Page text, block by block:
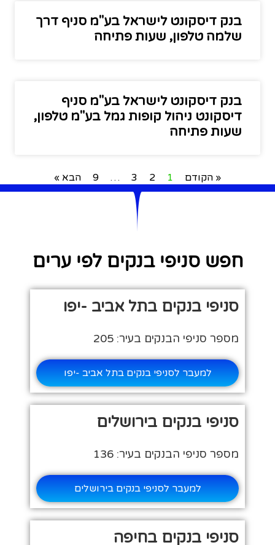
בנק דיסקונט לישראל בע"מ סניף דרך
שלמה טלפון, שעות פתיחה
בנק דיסקונט לישראל בע"מ סניף
דיסקונט ניהול קופות גמל בע"מ טלפון,
שעות פתיחה
« הקודם 1
2
3
…
9 הבא »
חפש סניפי בנקים לפי ערים
סניפי בנקים בתל אביב -יפו
מספר סניפי הבנקים בעיר: 205
למעבר לסניפי בנקים בתל אביב -יפו
סניפי בנקים בירושלים
מספר סניפי הבנקים בעיר: 136
למעבר לסניפי בנקים בירושלים
סניפי בנקים בחיפה